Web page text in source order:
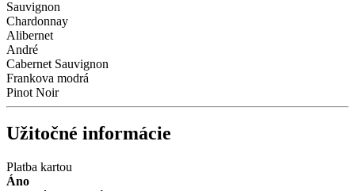
Sauvignon
Chardonnay
Alibernet
André
Cabernet Sauvignon
Frankova modrá
Pinot Noir
Užitočné informácie
Platba kartou
Áno